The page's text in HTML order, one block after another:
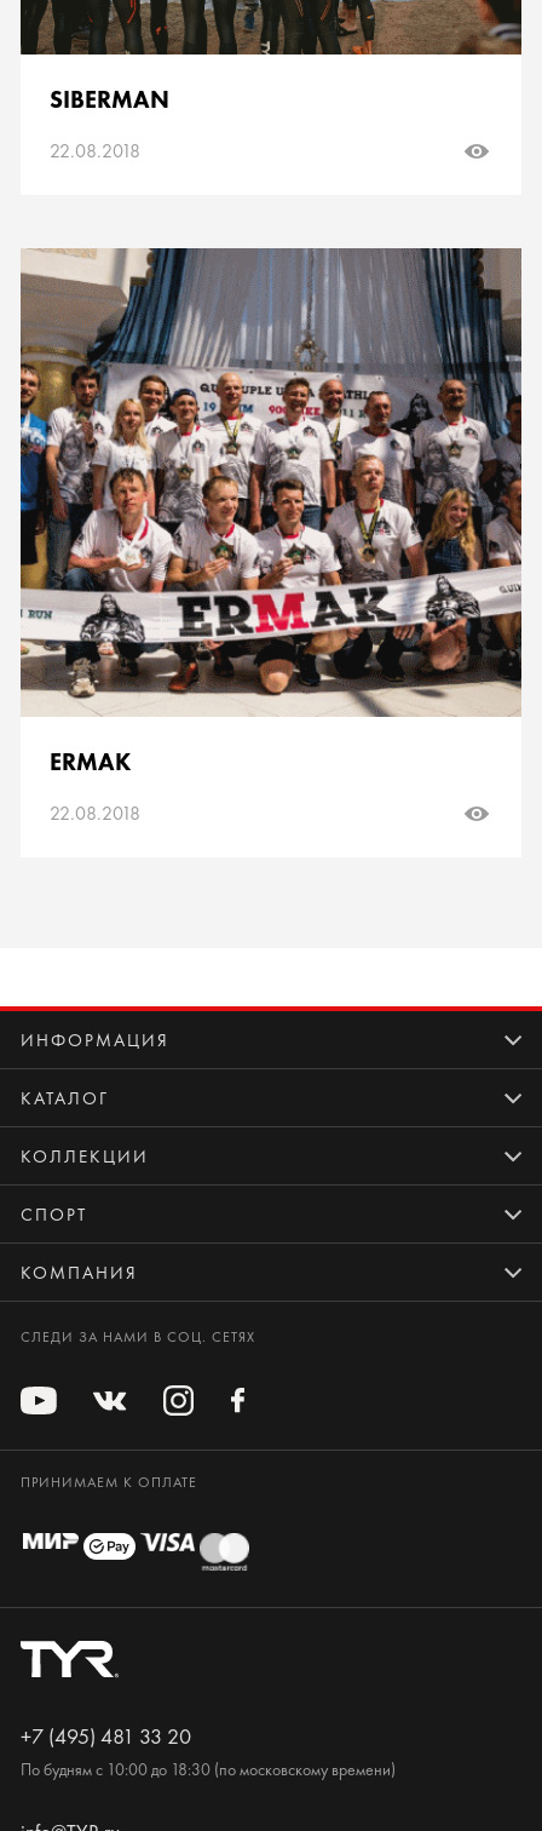
SIBERMAN
22.08.2018
ERMAK
22.08.2018
ИНФОРМАЦИЯ
КАТАЛОГ
КОЛЛЕКЦИИ
СПОРТ
КОМПАНИЯ
СЛЕДИ ЗА НАМИ В СОЦ. СЕТЯХ
ПРИНИМАЕМ К ОПЛАТЕ
+7 (495) 481 33 20
По будням с 10:00 до 18:30 (по московскому времени)